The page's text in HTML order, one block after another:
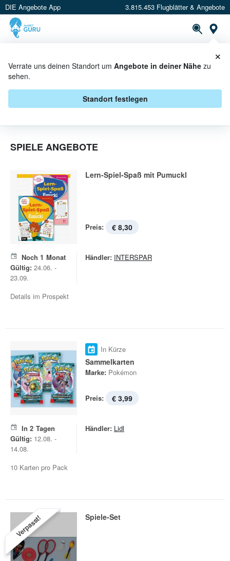
DIE Angebote App 3.815.453 Flugblätter & Angebote
Verrate uns deinen Standort um Angebote in deiner Nähe zu
sehen.
Standort festlegen
×
SPIELE IN AKTION
SPIELE ANGEBOTE
Lern-Spiel-Spaß mit Pumuckl
Preis: € 8,30
Noch 1 Monat
Gültig: 24.06. -
23.09.
Händler: INTERSPAR
Details im Prospekt
In Kürze
Sammelkarten
Marke: Pokémon
Preis: € 3,99
In 2 Tagen
Gültig: 12.08. -
14.08.
Händler: Lidl
10 Karten pro Pack
Verpasst! Spiele-Set